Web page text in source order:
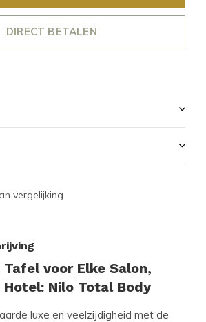
DIRECT BETALEN
vergelijking
voor Elke Salon,
Nilo Total Body
luxe en veelzijdigheid met de